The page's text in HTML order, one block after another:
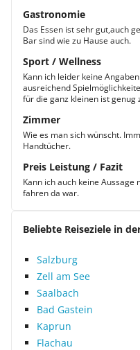
Gastronomie
Das Essen ist sehr gut,auch
Bar sind wie zu Hause auch.
Sport / Wellness
Kann ich leider keine
ausreichend
für die ganz kleinen ist genug
Zimmer
Wie es man sich wünscht.
Handtücher.
Preis Leistung / Fazit
Kann ich auch keine Aussage
fahren da war.
Beliebte Reiseziele in
Salzburg
Zell am See
Saalbach
Bad Gastein
Kaprun
Flachau